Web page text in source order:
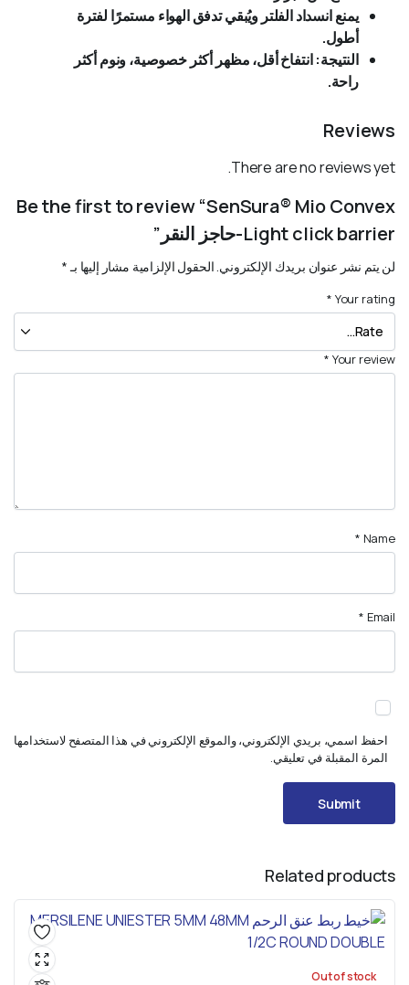
يمنع انسداد الفلتر ويُبقي تدفق الهواء مستمرًا لفترة
أطول.
النتيجة: انتفاخ أقل، مظهر أكثر خصوصية، ونوم أكثر
راحة.
Reviews
There are no reviews yet.
Be the first to review “SenSura® Mio Convex
Light click barrier-حاجز النقر”
لن يتم نشر عنوان بريدك الإلكتروني. الحقول الإلزامية مشار إليها بـ *
Your rating
*
Your review
*
Name
*
Email
*
احفظ اسمي، بريدي الإلكتروني، والموقع الإلكتروني في هذا المتصفح لاستخدامها
المرة المقبلة في تعليقي.
Related products
Out of stock